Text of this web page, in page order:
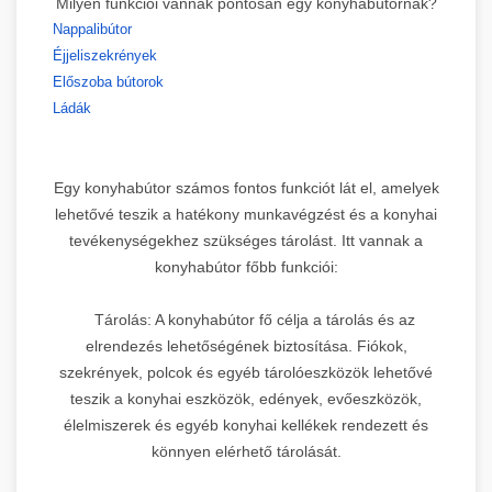
Nappalibútor
Éjjeliszekrények
Előszoba bútorok
Ládák
Egy konyhabútor számos fontos funkciót lát el, amelyek
lehetővé teszik a hatékony munkavégzést és a konyhai
tevékenységekhez szükséges tárolást. Itt vannak a
konyhabútor főbb funkciói:
Tárolás: A konyhabútor fő célja a tárolás és az
elrendezés lehetőségének biztosítása. Fiókok,
szekrények, polcok és egyéb tárolóeszközök lehetővé
teszik a konyhai eszközök, edények, evőeszközök,
élelmiszerek és egyéb konyhai kellékek rendezett és
könnyen elérhető tárolását.